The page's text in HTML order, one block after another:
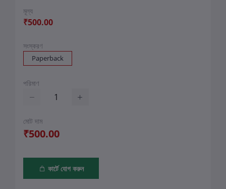
মূল্য
₹500.00
সংস্করণ
Paperback
পরিমাণ
মোট দাম
₹500.00
কার্টে যোগ করুন